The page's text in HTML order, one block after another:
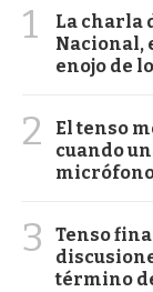
1
La charla
Nacional,
enojo de
2
El tenso
cuando
3
Tenso
término